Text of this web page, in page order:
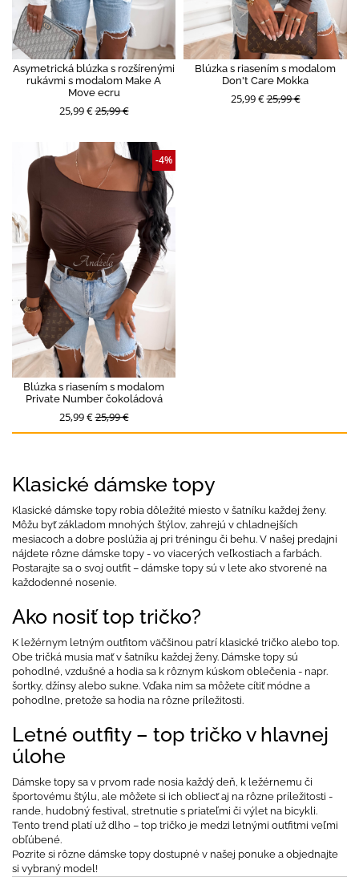
Asymetrická blúzka s rozšírenými
rukávmi s modalom Make A
Move ecru
25,99 €25,99 €
Blúzka s riasením s modalom
Don't Care Mokka
25,99 €25,99 €
Blúzka s riasením s modalom
Private Number čokoládová
25,99 €25,99 €
-4%
Klasické dámske topy
Klasické dámske topy robia dôležité miesto v šatníku každej ženy.
Môžu byť základom mnohých štýlov, zahrejú v chladnejších
mesiacoch a dobre poslúžia aj pri tréningu či behu. V našej predajni
nájdete rôzne dámske topy - vo viacerých veľkostiach a farbách.
Postarajte sa o svoj outfit – dámske topy sú v lete ako stvorené na
každodenné nosenie.
Ako nosiť top tričko?
K ležérnym letným outfitom väčšinou patrí klasické tričko alebo top.
Obe tričká musia mať v šatníku každej ženy. Dámske topy sú
pohodlné, vzdušné a hodia sa k rôznym kúskom oblečenia - napr.
šortky, džínsy alebo sukne. Vďaka nim sa môžete cítiť módne a
pohodlne, pretože sa hodia na rôzne príležitosti.
Letné outfity – top tričko v hlavnej
úlohe
Dámske topy sa v prvom rade nosia každý deň, k ležérnemu či
športovému štýlu, ale môžete si ich obliecť aj na rôzne príležitosti -
rande, hudobný festival, stretnutie s priateľmi či výlet na bicykli.
Tento trend platí už dlho – top tričko je medzi letnými outfitmi veľmi
obľúbené.
Pozrite si rôzne dámske topy dostupné v našej ponuke a objednajte
si vybraný model!